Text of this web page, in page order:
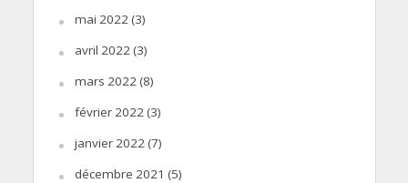
mai 2022(3)
avril 2022(3)
mars 2022(8)
février 2022(3)
janvier 2022(7)
décembre 2021 (5)